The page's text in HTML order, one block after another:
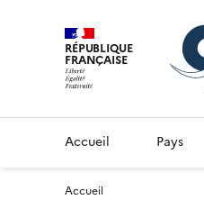
RÉPUBLIQUE
FRANÇAISE
Accueil Pays
Accueil